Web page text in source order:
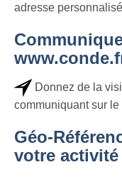
adresse
Donnez de la
communiquant sur
Géo-
votre activité